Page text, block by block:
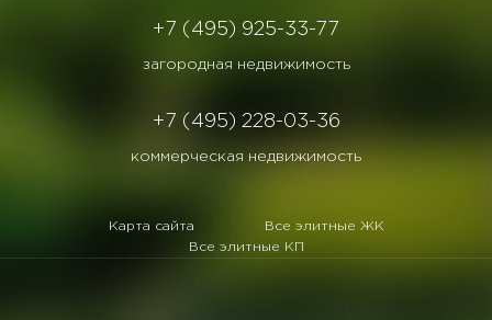
+7 (495) 925-33-77
загородная недвижимость
+7 (495) 228-03-36
коммерческая недвижимость
Карта сайта
Все элитные ЖК
Все элитные КП